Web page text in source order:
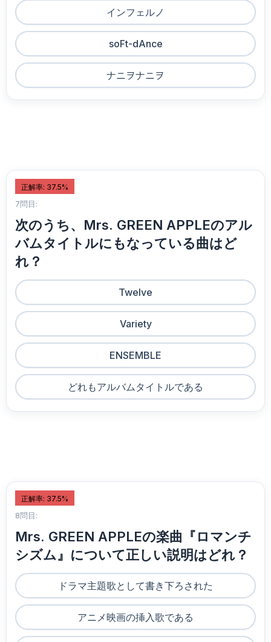
インフェルノ
soFt-dAnce
ナニヲナニヲ
正解率: 37.5%
7問目:
次のうち、Mrs. GREEN APPLEのアル
バムタイトルにもなっている曲はど
れ？
Twelve
Variety
ENSEMBLE
どれもアルバムタイトルである
正解率: 37.5%
8問目:
Mrs. GREEN APPLEの楽曲『ロマンチ
シズム』について正しい説明はどれ？
ドラマ主題歌として書き下ろされた
アニメ映画の挿入歌である